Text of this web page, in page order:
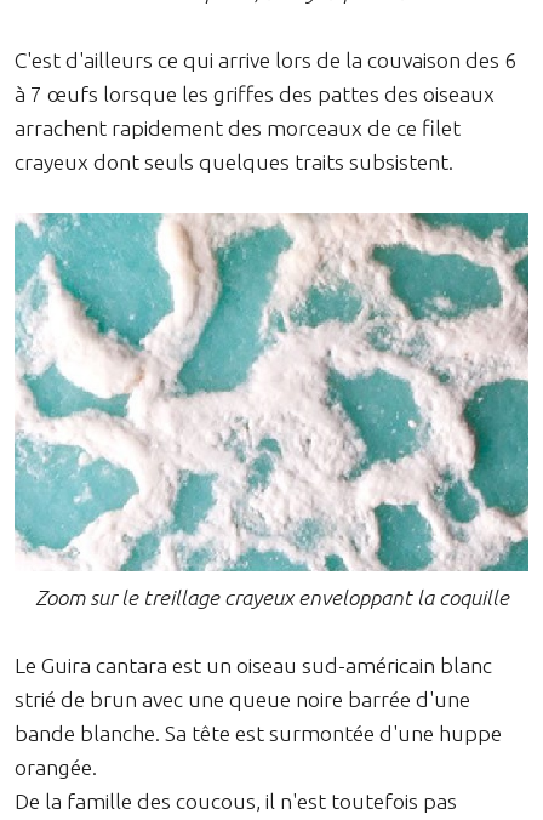
C'est d'ailleurs ce qui arrive lors de la couvaison des 6
à 7 œufs lorsque les griffes des pattes des oiseaux
arrachent rapidement des morceaux de ce filet
crayeux dont seuls quelques traits subsistent.
Zoom sur le treillage crayeux enveloppant la coquille
Le Guira cantara est un oiseau sud-américain blanc
strié de brun avec une queue noire barrée d'une
bande blanche. Sa tête est surmontée d'une huppe
orangée.
De la famille des coucous, il n'est toutefois pas